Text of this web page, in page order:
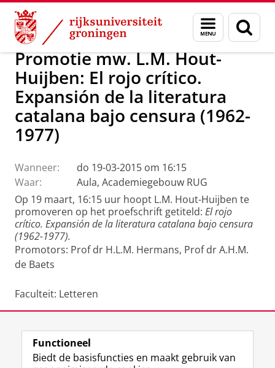
Skip
Content
Skip
Navigation
Menu
en
zoeken
Over ons Actueel Nieuws
Promotie mw. L.M. Hout-
Huijben: El rojo crítico.
Expansión de la literatura
catalana bajo censura (1962-
1977)
Wanneer:
do 19-03-2015 om 16:15
Waar:
Aula, Academiegebouw RUG
Op 19 maart, 16:15 uur hoopt L.M. Hout-Huijben te
promoveren op het proefschrift getiteld: El rojo
crítico. Expansión de la literatura catalana bajo censura
(1962-1977).
Promotors: Prof dr H.L.M. Hermans, Prof dr A.H.M.
de Baets
Faculteit: Letteren
Functioneel
Biedt de basisfuncties en maakt gebruik van